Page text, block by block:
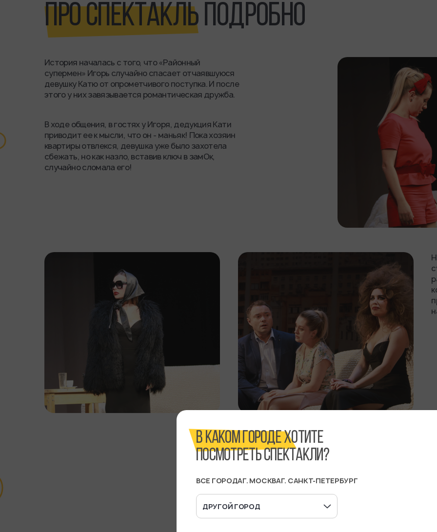
В КАКОМ ГОРОДЕ ХОТИТЕ
ПОСМОТРЕТЬ СПЕКТАКЛИ?
ВСЕ ГОРОДАГ. МОСКВАГ. САНКТ-ПЕТЕРБУРГ
ДРУГОЙ ГОРОД
ПРО СПЕКТАКЛЬПОДРОБНО
История началась с того, что «Районный
супермен» Игорь случайно спасает отчаявшуюся
девушку Катю от опрометчивого поступка. И после
этого у них завязывается романтическая дружба.
В ходе общения, в гостях у Игоря, дедукция Кати
приводит ее к мысли, что он - маньяк! Пока хозяин
квартиры отвлекся, девушка уже было захотела
сбежать, но как назло, вставив ключ в замОк,
случайно сломала его!